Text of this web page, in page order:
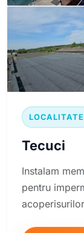
LOCALITATE
Tecuci
Instalam
pentru